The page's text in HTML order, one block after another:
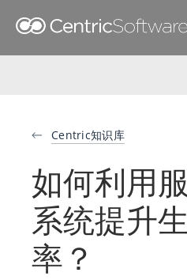
Centric知识库
如何利用
系统提升
率？